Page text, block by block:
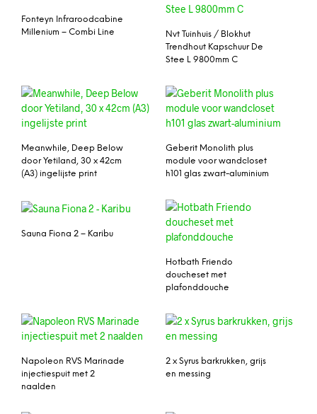
Fonteyn Infraroodcabine
Millenium – Combi Line
Nvt Tuinhuis / Blokhut
Trendhout Kapschuur De
Stee L 9800mm C
Meanwhile, Deep Below
door Yetiland, 30 x 42cm
(A3) ingelijste print
Geberit Monolith plus
module voor wandcloset
h101 glas zwart-aluminium
Sauna Fiona 2 – Karibu
Hotbath Friendo
doucheset met
plafonddouche
Napoleon RVS Marinade
injectiespuit met 2
naalden
2 x Syrus barkrukken, grijs
en messing